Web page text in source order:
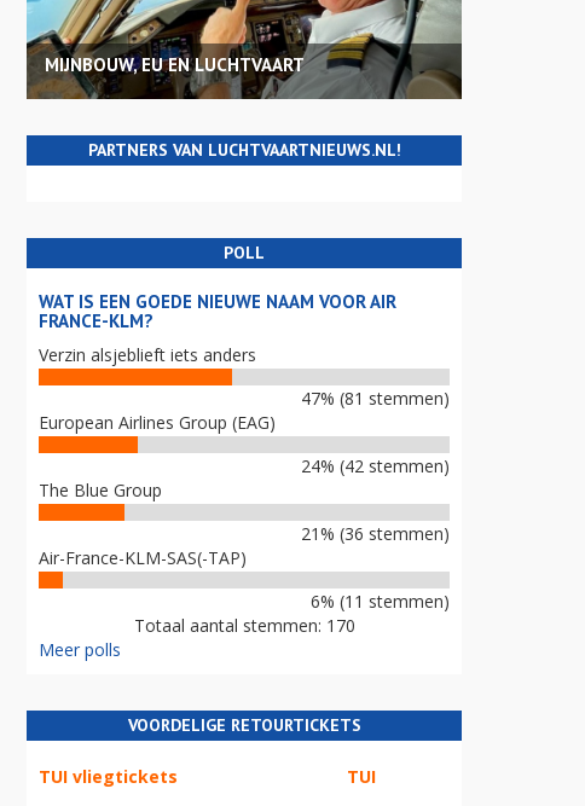
MIJNBOUW, EU EN LUCHTVAART
PARTNERS VAN LUCHTVAARTNIEUWS.NL!
POLL
WAT IS EEN GOEDE NIEUWE NAAM VOOR AIR
FRANCE-KLM?
Verzin alsjeblieft iets anders
47% (81 stemmen)
European Airlines Group (EAG)
24% (42 stemmen)
The Blue Group
21% (36 stemmen)
Air-France-KLM-SAS(-TAP)
6% (11 stemmen)
Totaal aantal stemmen: 170
Meer polls
VOORDELIGE RETOURTICKETS
TUI vliegtickets TUI